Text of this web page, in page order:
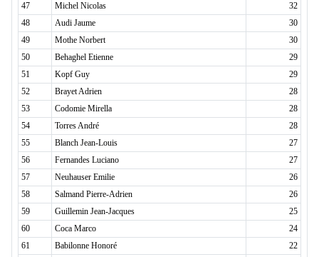
47
Michel Nicolas
32
48
Audi Jaume
30
49
Mothe Norbert
30
50
Behaghel Etienne
29
51
Kopf Guy
29
52
Brayet Adrien
28
53
Codomie Mirella
28
54
Torres André
28
55
Blanch Jean-Louis
27
56
Fernandes Luciano
27
57
Neuhauser Emilie
26
58
Salmand Pierre-Adrien
26
59
Guillemin Jean-Jacques
25
60
Coca Marco
24
61
Babilonne Honoré
22